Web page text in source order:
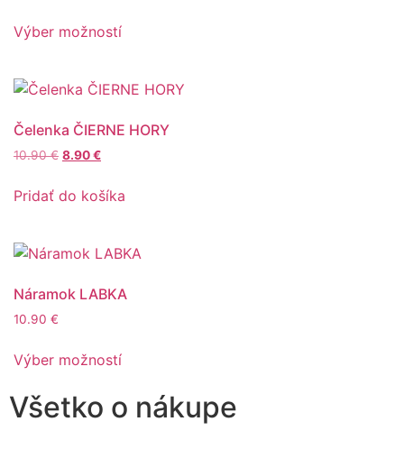
Výber možností
Čelenka ČIERNE HORY
10.90€ 8.90€
Pridať do košíka
Náramok LABKA
10.90 €
Výber možností
Všetko o nákupe